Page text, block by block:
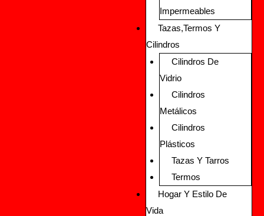
Impermeables
Tazas,Termos Y
Cilindros
Cilindros De
Vidrio
Cilindros
Metálicos
Cilindros
Plásticos
Tazas Y Tarros
Termos
Hogar Y Estilo De
Vida